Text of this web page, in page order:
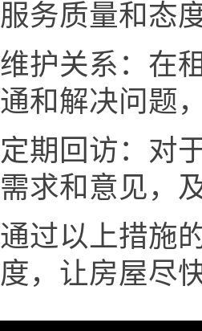
服务质量和态
维护关系：在
通和解决问题
定期回访：对
需求和意见，
通过以上措施
度，让房屋尽